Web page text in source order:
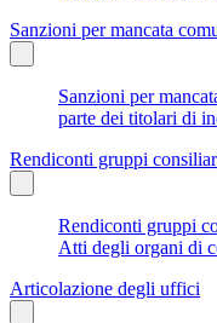
Sanzioni per mancata
Sanzioni per
parte dei titolari di
Rendiconti gruppi
Rendiconti gruppi
Atti degli organi di
Articolazione degli uffici